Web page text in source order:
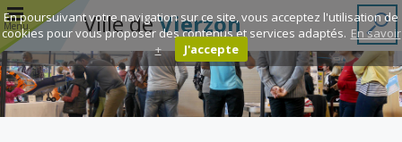
Menu Ville deVierzon
Annuaire des
associations
En poursuivant votre navigation sur ce site, vous acceptez l'utilisation de
cookies pour vous proposer des contenus et services adaptés. En savoir
+
J'accepte